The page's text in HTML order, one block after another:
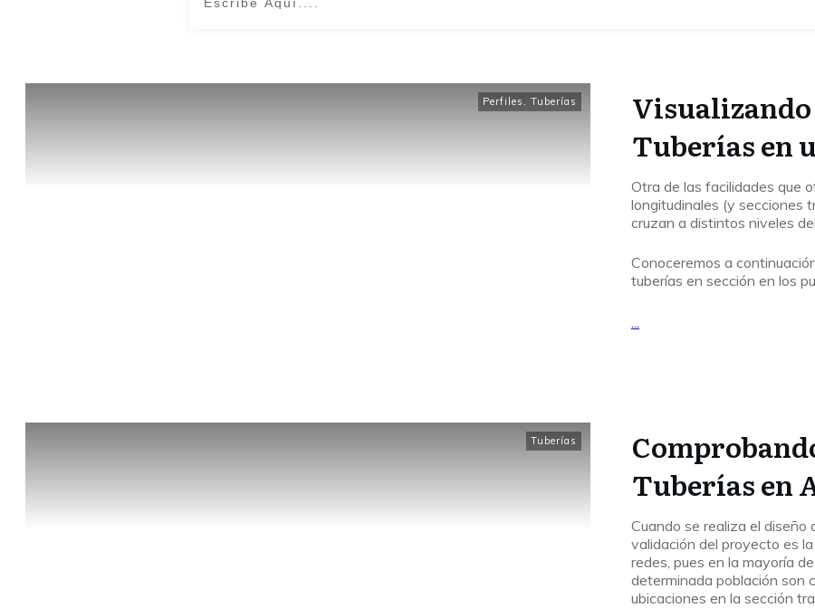
Perfiles , Tuberías
Tuberías en
Otra de las facilidades que
longitudinales (y secciones
cruzan a distintos niveles
Conoceremos a
tuberías en sección en los
...
Tuberías
Tuberías en
Cuando se realiza el diseño
validación del proyecto es
redes, pues en la mayoría
determinada población son
ubicaciones en la sección